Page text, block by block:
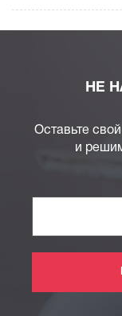
НЕ
Оставьте
и